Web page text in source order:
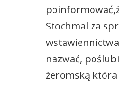
Stochmal za
nazwać,
żeromską która